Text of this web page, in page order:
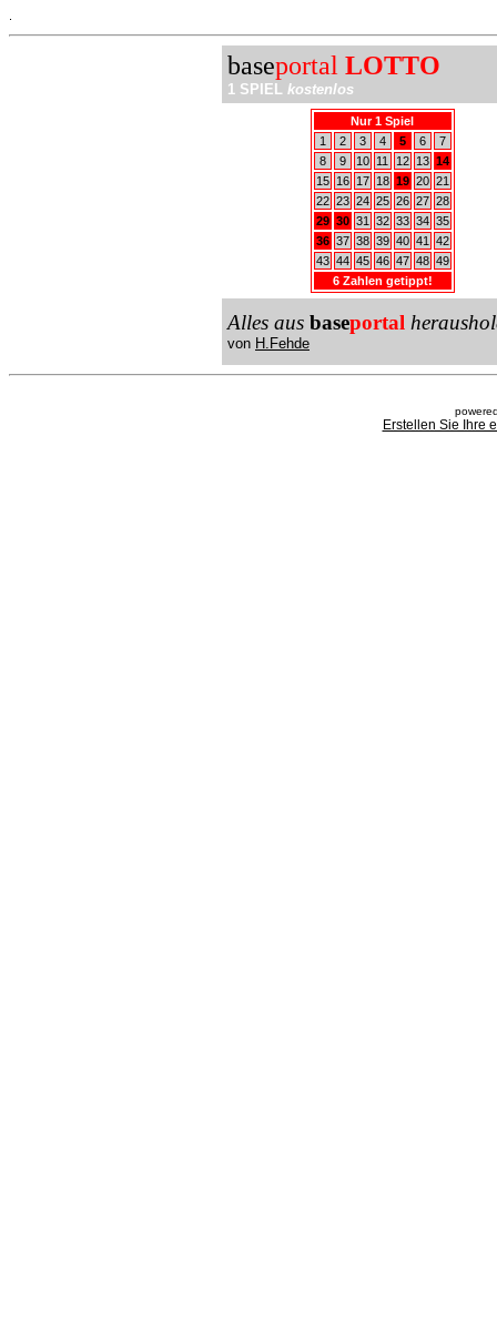
baseportal LOTTO
1 SPIEL kostenlos
Nur 1 Spiel
1
2 3 4 5 6
7
8
9 10 11 12 13 14
15
16 17 18 19 20 21
22 23 24 25 26 27 28
29 30 31 32 33 34 35
36 37 38 39 40 41
42
43 44 45 46 47 48 49
6 Zahlen getippt!
Alles aus baseportal
von H.Fehde
Erstellen Sie Ihre